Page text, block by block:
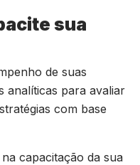
sua
de suas
analíticas para avaliar
com base
capacitação da sua